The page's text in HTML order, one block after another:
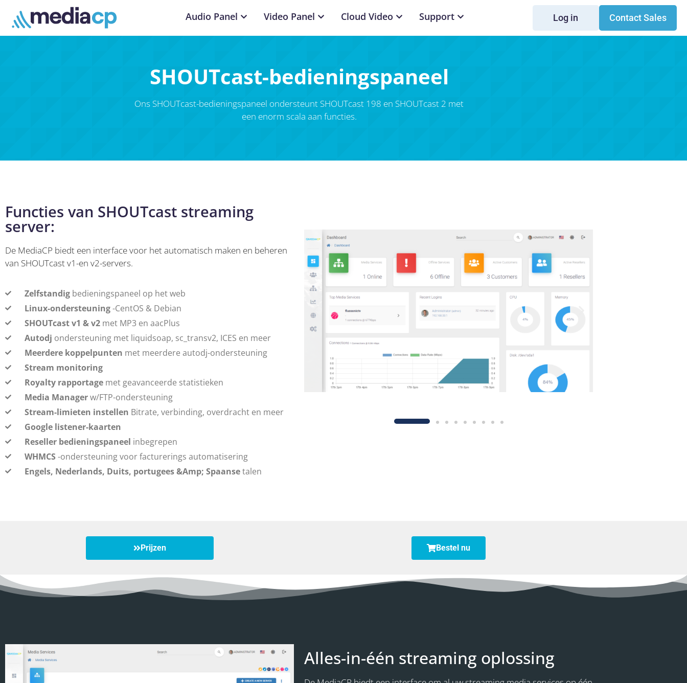
Audio Panel Video Panel Cloud Video Support Log in Contact Sales
SHOUTcast-bedieningspaneel
Ons SHOUTcast-bedieningspaneel ondersteunt SHOUTcast 198 en SHOUTcast 2 met
een enorm scala aan functies.
Functies van SHOUTcast streaming
server:
De MediaCP biedt een interface voor het automatisch maken en beheren
van SHOUTcast v1-en v2-servers.
Zelfstandig bedieningspaneel op het web
Linux-ondersteuning-CentOS & Debian
SHOUTcast v1 & v2 met MP3 en aacPlus
Autodj ondersteuning met liquidsoap, sc_transv2, ICES en meer
Meerdere koppelpunten met meerdere autodj-ondersteuning
Stream monitoring
Royalty rapportage met geavanceerde statistieken
Media Managerw/FTP-ondersteuning
Stream-limieten instellen Bitrate, verbinding, overdracht en meer
Google listener-kaarten
Reseller bedieningspaneel inbegrepen
WHMCS -ondersteuning voor facturerings automatisering
Engels, Nederlands, Duits, portugees &Amp; Spaansetalen
Prijzen Bestel nu
Alles-in-één streaming oplossing